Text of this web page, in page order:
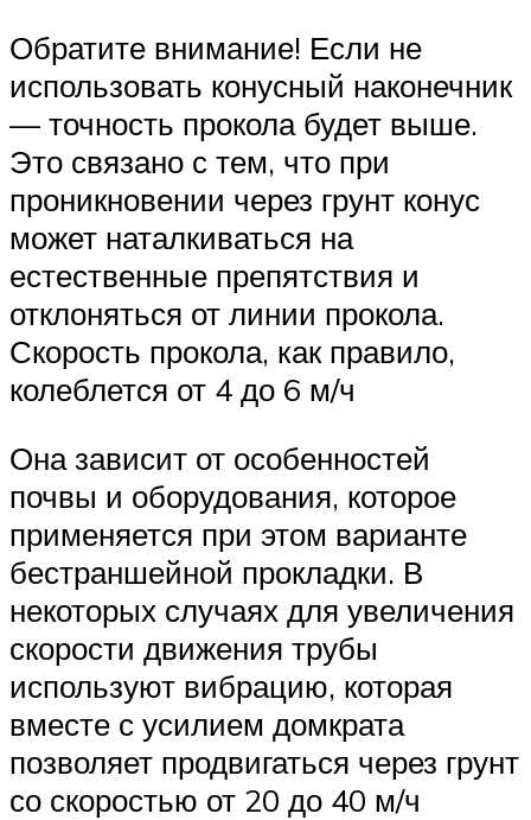
Обратите внимание! Если не
использовать конусный наконечник
— точность прокола будет выше.
Это связано с тем, что при
проникновении через грунт конус
может наталкиваться на
естественные препятствия и
отклоняться от линии прокола.
Скорость прокола, как правило,
колеблется от 4 до 6 м/ч
Она зависит от особенностей
почвы и оборудования, которое
применяется при этом варианте
бестраншейной прокладки. В
некоторых случаях для увеличения
скорости движения трубы
используют вибрацию, которая
вместе с усилием домкрата
позволяет продвигаться через грунт
со скоростью от 20 до 40 м/ч